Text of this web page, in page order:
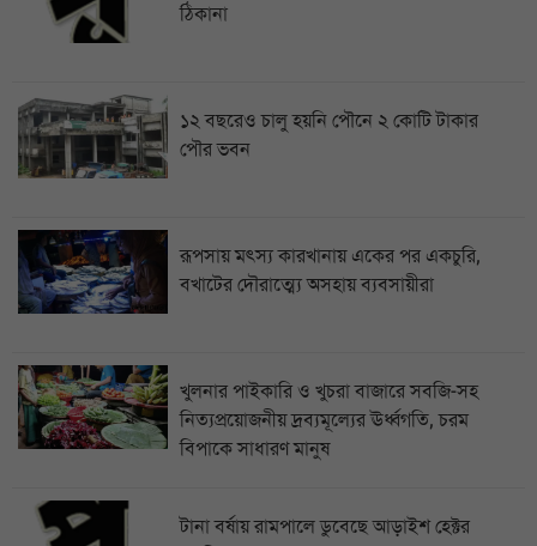
ঠিকানা
১২ বছরেও চালু হয়নি পৌনে ২ কোটি টাকার
পৌর ভবন
রূপসায় মৎস্য কারখানায় একের পর একচুরি,
বখাটের দৌরাত্ম্যে অসহায় ব্যবসায়ীরা
খুলনার পাইকারি ও খুচরা বাজারে সবজি-সহ
নিত্যপ্রয়োজনীয় দ্রব্যমূল্যের ঊর্ধ্বগতি, চরম
বিপাকে সাধারণ মানুষ
টানা বর্ষায় রামপালে ডুবেছে আড়াইশ হেক্টর